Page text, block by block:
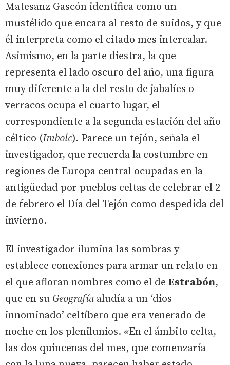
Matesanz Gascón identifica como un
mustélido que encara al resto de suidos, y que
él interpreta como el citado mes intercalar.
Asimismo, en la parte diestra, la que
representa el lado oscuro del año, una figura
muy diferente a la del resto de jabalíes o
verracos ocupa el cuarto lugar, el
correspondiente a la segunda estación del año
céltico (Imbolc). Parece un tejón, señala el
investigador, que recuerda la costumbre en
regiones de Europa central ocupadas en la
antigüedad por pueblos celtas de celebrar el 2
de febrero el Día del Tejón como despedida del
invierno.
El investigador ilumina las sombras y
establece conexiones para armar un relato en
el que afloran nombres como el de Estrabón,
que en su Geografíaaludía a un ‘dios
innominado’ celtíbero que era venerado de
noche en los plenilunios. «En el ámbito celta,
las dos quincenas del mes, que comenzaría